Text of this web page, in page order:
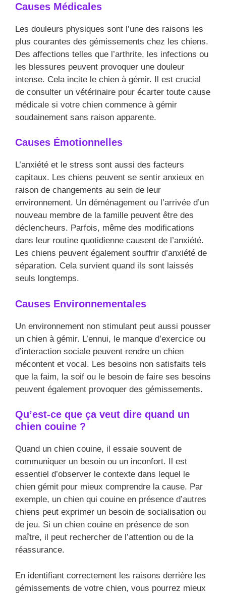
Causes Médicales
Les douleurs physiques sont l’une des raisons les
plus courantes des gémissements chez les chiens.
Des affections telles que l’arthrite, les infections ou
les blessures peuvent provoquer une douleur
intense. Cela incite le chien à gémir. Il est crucial
de consulter un vétérinaire pour écarter toute cause
médicale si votre chien commence à gémir
soudainement sans raison apparente.
Causes Émotionnelles
L’anxiété et le stress sont aussi des facteurs
capitaux. Les chiens peuvent se sentir anxieux en
raison de changements au sein de leur
environnement. Un déménagement ou l’arrivée d’un
nouveau membre de la famille peuvent être des
déclencheurs. Parfois, même des modifications
dans leur routine quotidienne causent de l’anxiété.
Les chiens peuvent également souffrir d’anxiété de
séparation. Cela survient quand ils sont laissés
seuls longtemps.
Causes Environnementales
Un environnement non stimulant peut aussi pousser
un chien à gémir. L’ennui, le manque d’exercice ou
d’interaction sociale peuvent rendre un chien
mécontent et vocal. Les besoins non satisfaits tels
que la faim, la soif ou le besoin de faire ses besoins
peuvent également provoquer des gémissements.
Qu’est-ce que ça veut dire quand un
chien couine ?
Quand un chien couine, il essaie souvent de
communiquer un besoin ou un inconfort. Il est
essentiel d’observer le contexte dans lequel le
chien gémit pour mieux comprendre la cause. Par
exemple, un chien qui couine en présence d’autres
chiens peut exprimer un besoin de socialisation ou
de jeu. Si un chien couine en présence de son
maître, il peut rechercher de l’attention ou de la
réassurance.
En identifiant correctement les raisons derrière les
gémissements de votre chien, vous pourrez mieux